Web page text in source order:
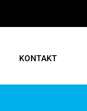
KONTAKT